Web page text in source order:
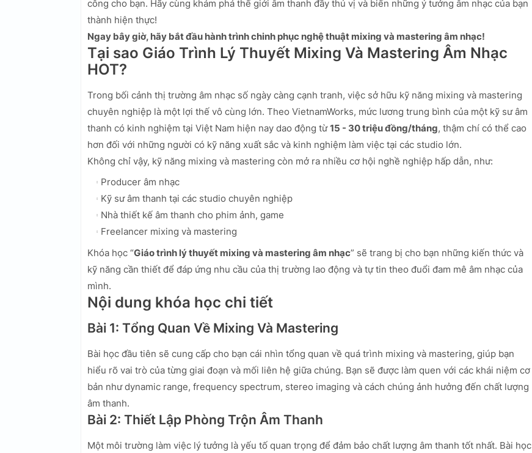
công cho bạn. Hãy cùng khám phá thế giới âm thanh đầy thú vị và biến những ý tưởng âm nhạc của bạn
thành hiện thực!
Ngay bây giờ, hãy bắt đầu hành trình chinh phục nghệ thuật mixing và mastering âm nhạc!
Tại sao Giáo Trình Lý Thuyết Mixing Và Mastering Âm Nhạc
HOT?
Trong bối cảnh thị trường âm nhạc số ngày càng cạnh tranh, việc sở hữu kỹ năng mixing và mastering
chuyên nghiệp là một lợi thế vô cùng lớn. Theo VietnamWorks, mức lương trung bình của một kỹ sư âm
thanh có kinh nghiệm tại Việt Nam hiện nay dao động từ15 - 30 triệu đồng/tháng, thậm chí có thể cao
hơn đối với những người có kỹ năng xuất sắc và kinh nghiệm làm việc tại các studio lớn.
Không chỉ vậy, kỹ năng mixing và mastering còn mở ra nhiều cơ hội nghề nghiệp hấp dẫn, như:
Producer âm nhạc
Kỹ sư âm thanh tại các studio chuyên nghiệp
Nhà thiết kế âm thanh cho phim ảnh, game
Freelancer mixing và mastering
Khóa học “Giáo trình lý thuyết mixing và mastering âm nhạc” sẽ trang bị cho bạn những kiến thức và
kỹ năng cần thiết để đáp ứng nhu cầu của thị trường lao động và tự tin theo đuổi đam mê âm nhạc của
mình.
Nội dung khóa học chi tiết
Bài 1: Tổng Quan Về Mixing Và Mastering
Bài học đầu tiên sẽ cung cấp cho bạn cái nhìn tổng quan về quá trình mixing và mastering, giúp bạn
hiểu rõ vai trò của từng giai đoạn và mối liên hệ giữa chúng. Bạn sẽ được làm quen với các khái niệm cơ
bản như dynamic range, frequency spectrum, stereo imaging và cách chúng ảnh hưởng đến chất lượng
âm thanh.
Bài 2: Thiết Lập Phòng Trộn Âm Thanh
Một môi trường làm việc lý tưởng là yếu tố quan trọng để đảm bảo chất lượng âm thanh tốt nhất. Bài học